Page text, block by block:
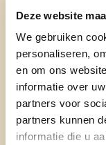
Deze website
We gebruiken
personaliseren,
en om ons
informatie over
partners voor
partners kunnen
informatie die u
Joris
21 januari
Oedelem
20 februari
detentie als
Kleine Beer